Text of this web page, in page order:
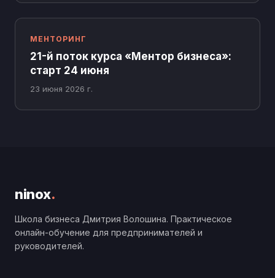
МЕНТОРИНГ
21-й поток курса «Ментор бизнеса»:
старт 24 июня
23 июня 2026 г.
ninox.
Школа бизнеса Дмитрия Волошина. Практическое
онлайн-обучение для предпринимателей и
руководителей.